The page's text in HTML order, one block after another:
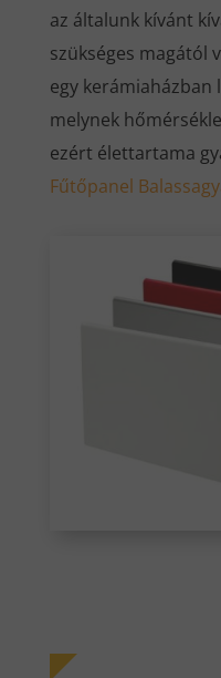
az általunk kívánt
szükséges magától
egy kerámiaházban
melynek
ezért élettartama
Fűtőpanel